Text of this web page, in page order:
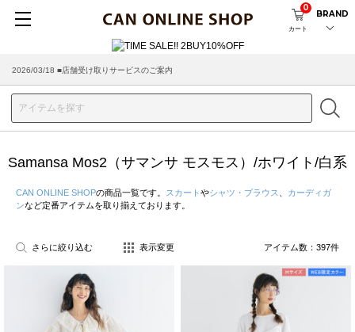
カート
0
BRAND
2026/08/04 ■8/13(木)AM2:00～サイトメンテナンス実施のお知らせ
Samansa Mos2（サマンサ モスモス）/ホワイト/白系
CAN ONLINE SHOPの商品一覧です。 スカート やシャツ・ブラウス
カーディガ
ンなど定番アイテムを取り揃えております。
さらに絞り込む 表示変更 アイテム数： 397件